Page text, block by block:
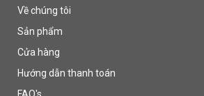
Về chúng tôi
Sản phẩm
Cửa hàng
Hướng dẫn thanh toán